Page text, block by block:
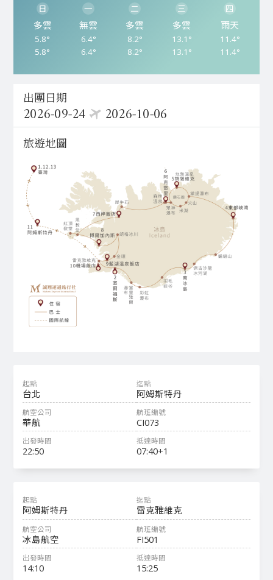
日
多雲
5.8°
5.8°
一
無雲
6.4°
6.4°
二
多雲
8.2°
8.2°
三
多雲
13.1°
13.1°
四
雨天
11.4°
11.4°
日
多雲
7.7°
7.7°
一
無雲
9.2°
9.2°
二
無雲
11.0°
11.0°
三
多雲
13.2°
13.2°
四
雨天
12.6°
12.6°
日
多雲
18.1°
18.1°
一
多雲
20.6°
20.6°
二
多雲
13.5°
13.5°
三
無雲
12.7°
12.7°
四
多雲
17.5°
17.5°
日
雨天
5.6°
5.6°
一
多雲
6.2°
6.2°
二
多雲
9.2°
9.2°
三
多雲
10.5°
10.5°
四
雨天
9.7°
9.7°
出團日期
2026-09-24 2026-10-06
旅遊地圖
台北 阿姆斯特丹
華航 CI073
22:50 07:40+1
阿姆斯特丹 雷克雅維克
冰島航空 FI501
14:10 15:25